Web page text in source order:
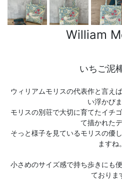
William
いちご
ウィリアムモリスの代表作と言え
い浮かびま
モリスの別荘で大切に育てたイチ
て描かれた
そっと様子を見ているモリスの優
ますね。
小さめのサイズ感で持ち歩きにも
ておりま